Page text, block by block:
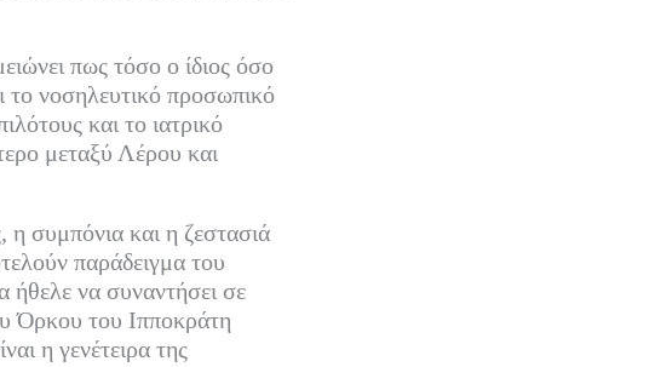
πως τόσο ο ίδιος όσο
το νοσηλευτικό προσωπικό
και το ιατρικό
μεταξύ Λέρου και
η συμπόνια και η ζεστασιά
παράδειγμα του
ήθελε να συναντήσει σε
Όρκου του Ιπποκράτη
η γενέτειρα της